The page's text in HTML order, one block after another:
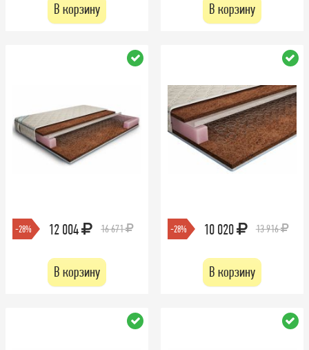
В корзину В корзину
-28% 12 004 16 671
В корзину
-28% 10 020 13 916
В корзину